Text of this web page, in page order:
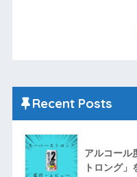
Recent Posts
アルコール
トロング」